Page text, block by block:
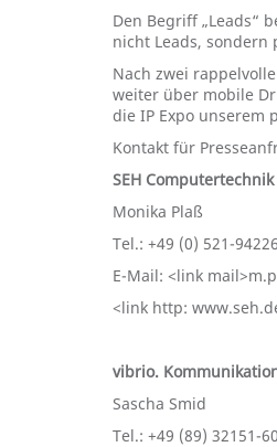
Den Begriff „Leads“
nicht Leads,
Nach zwei
weiter über mobile
die IP Expo unserem
Kontakt für
SEH
Monika Plaß
Tel.: +49 (0) 521-
E-Mail: <link
<link http:
vibrio.
Sascha Smid
Tel.: +49 (89) 32151-